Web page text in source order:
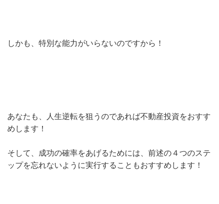
しかも、特別な能力がいらないのですから！
あなたも、人生逆転を狙うのであれば不動産投資をおすす
めします！
そして、成功の確率をあげるためには、前述の４つのステ
ップを忘れないように実行することもおすすめします！